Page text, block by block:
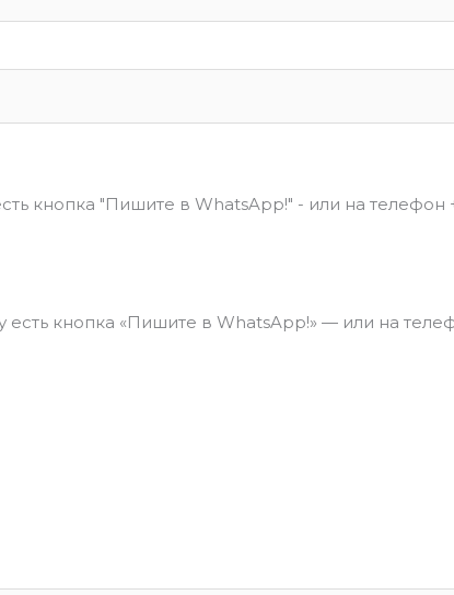
кнопка "Пишите в WhatsApp!" - или на телефон
кнопка «Пишите в WhatsApp!» — или на